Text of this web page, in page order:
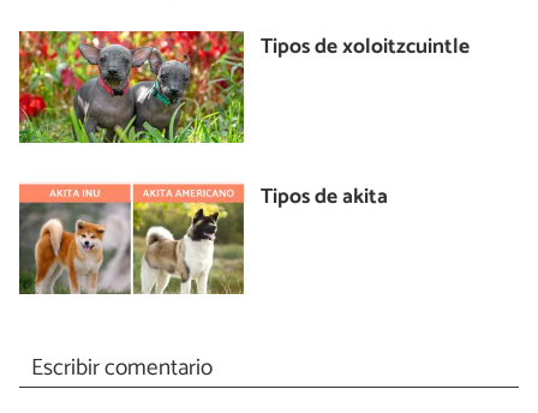
Tipos de xoloitzcuintle
Tipos de akita
Escribir comentario